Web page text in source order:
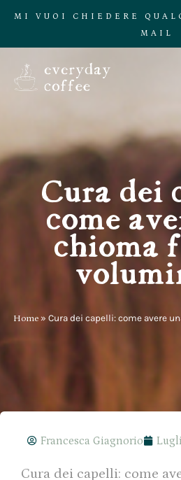
MI VUOI CHIEDERE
MAIL
Cura dei
come
chioma
Home» Cura dei capelli: come avere
Francesca Giagnorio
Cura dei capelli: come